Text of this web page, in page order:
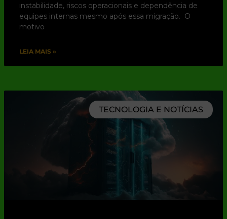
instabilidade, riscos operacionais e dependência de
equipes internas mesmo após essa migração. O
motivo
LEIA MAIS »
TECNOLOGIA E NOTÍCIAS